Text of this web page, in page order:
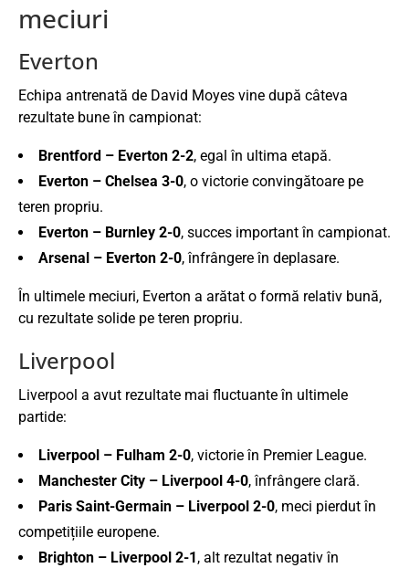
meciuri
Everton
Echipa antrenată de David Moyes vine după câteva
rezultate bune în campionat:
Brentford – Everton 2-2, egal în ultima etapă.
Everton – Chelsea 3-0, o victorie convingătoare pe
teren propriu.
Everton – Burnley 2-0, succes important în campionat.
Arsenal – Everton 2-0, înfrângere în deplasare.
În ultimele meciuri, Everton a arătat o formă relativ bună,
cu rezultate solide pe teren propriu.
Liverpool
Liverpool a avut rezultate mai fluctuante în ultimele
partide:
Liverpool – Fulham 2-0, victorie în Premier League.
Manchester City – Liverpool 4-0, înfrângere clară.
Paris Saint-Germain – Liverpool 2-0, meci pierdut în
competițiile europene.
Brighton – Liverpool 2-1 , alt rezultat negativ în